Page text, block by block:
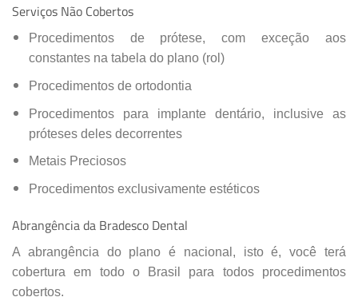
Serviços Não Cobertos
Procedimentos de prótese, com exceção aos
constantes na tabela do plano (rol)
Procedimentos de ortodontia
Procedimentos para implante dentário, inclusive as
próteses deles decorrentes
Metais Preciosos
Procedimentos exclusivamente estéticos
Abrangência da Bradesco Dental
A abrangência do plano é nacional, isto é, você terá
cobertura em todo o Brasil para todos procedimentos
cobertos.